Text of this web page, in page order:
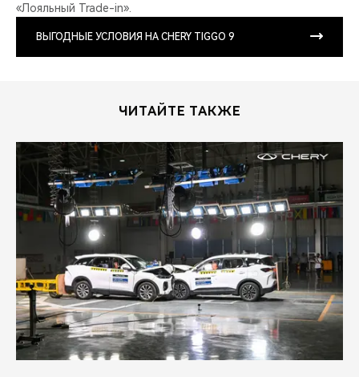
«Лояльный Trade-in».
ВЫГОДНЫЕ УСЛОВИЯ НА CHERY TIGGO 9
ЧИТАЙТЕ ТАКЖЕ